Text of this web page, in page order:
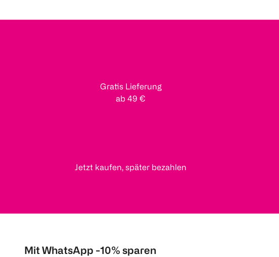
Gratis Lieferung
ab 49 €
Jetzt kaufen, später bezahlen
Mit WhatsApp -10% sparen